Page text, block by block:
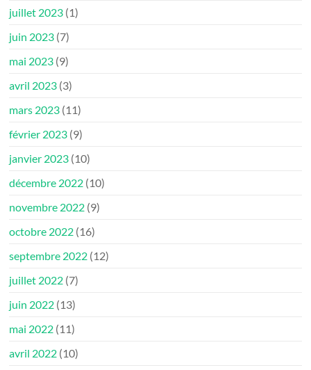
juillet 2023 (1)
juin 2023 (7)
mai 2023 (9)
avril 2023 (3)
mars 2023 (11)
février 2023 (9)
janvier 2023 (10)
décembre 2022 (10)
novembre 2022 (9)
octobre 2022 (16)
septembre 2022 (12)
juillet 2022 (7)
juin 2022 (13)
mai 2022 (11)
avril 2022 (10)